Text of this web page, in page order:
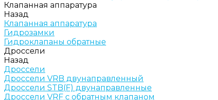
Клапанная аппаратура
Назад
Клапанная аппаратура
Гидрозамки
Гидроклапаны обратные
Дроссели
Назад
Дроссели
Дроссели VRB двунаправленный
Дроссели STB(F) двунаправленные
Дроссели VRF с обратным клапаном